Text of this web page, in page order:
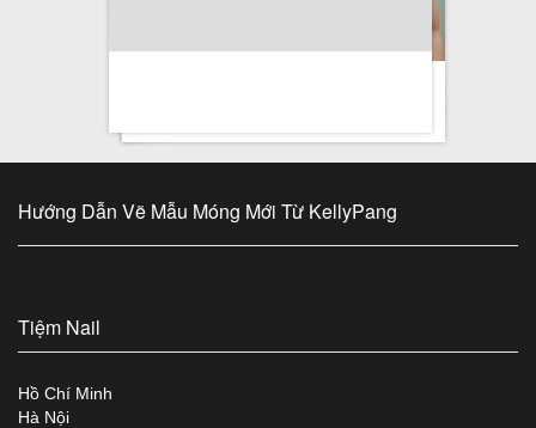
Hướng Dẫn Vẽ Mẫu Móng Mới Từ KellyPang
Tiệm Nail
Hồ Chí Minh
Hà Nội